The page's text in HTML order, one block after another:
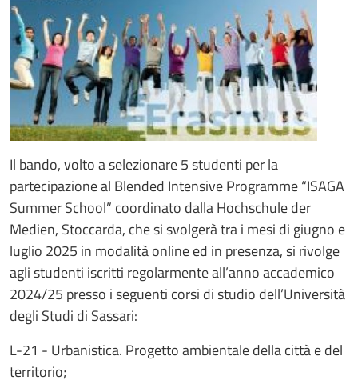
Il bando, volto a selezionare 5 studenti per la
partecipazione al Blended Intensive Programme “ISAGA
Summer School” coordinato dalla Hochschule der
Medien, Stoccarda, che si svolgerà tra i mesi di giugno e
luglio 2025 in modalità online ed in presenza, si rivolge
agli studenti iscritti regolarmente all’anno accademico
2024/25 presso i seguenti corsi di studio dell’Università
degli Studi di Sassari:
L-21 - Urbanistica. Progetto ambientale della città e del
territorio;